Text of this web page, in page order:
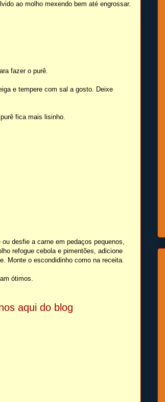
ao molho mexendo bem até engrossar.
fazer o purê.
e tempere com sal a gosto. Deixe
fica mais lisinho.
desfie a carne em pedaços pequenos,
refogue cebola e pimentões, adicione
Monte o escondidinho como na receita.
ótimos.
aqui do blog